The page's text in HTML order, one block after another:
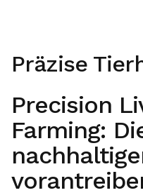
Präzise
Precision
Farming: